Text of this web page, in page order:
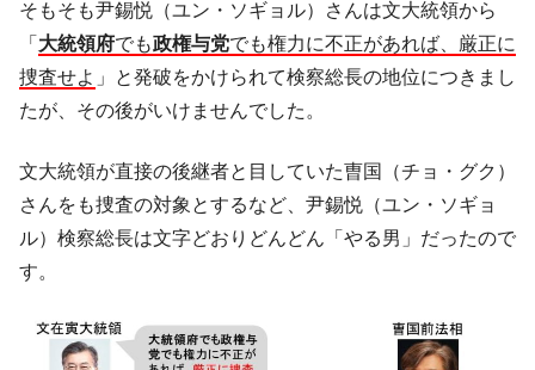
い「50.5％」に上昇
『Money1』
韓国大統領府ボンクラ政策室長が告発され
た ⇒ 国家が行った恐るべき株価操作であり、空前の国政壟
断
『Money1』
韓国･警察職員が「丸刈りになって抗議活
動」
『Money1』
中国だけが鉄鋼輸出を異常増加させる ⇒ 中
国の過剰生産が世界を蝕む。
『Money1』
【米韓激突案件】韓国消費者院が『クーパ
そもそも尹錫悦（ユン・ソギョル）さんは文大統領から
「 大統領府でも政権与党でも権力に不正があれば、厳正に
捜査せよ 」と発破をかけられて検察総長の地位につきまし
たが、その後がいけませんでした。
文大統領が直接の後継者と目していた曺国（チョ・グク）
さんをも捜査の対象とするなど、尹錫悦（ユン・ソギョ
ル）検察総長は文字どおりどんどん「やる男」だったので
す。